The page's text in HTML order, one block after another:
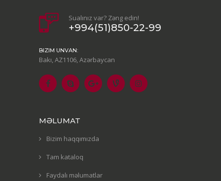
Sualınız var? Zəng edin!
+994(51)850-22-99
BIZIM UNVAN:
Bakı, AZ1106, Azərbaycan
MƏLUMAT
Bizim haqqımızda
Tam kataloq
Faydalı məlumatlar